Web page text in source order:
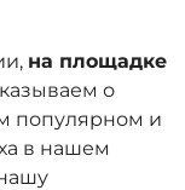
на площадке
о
популярном и
в нашем